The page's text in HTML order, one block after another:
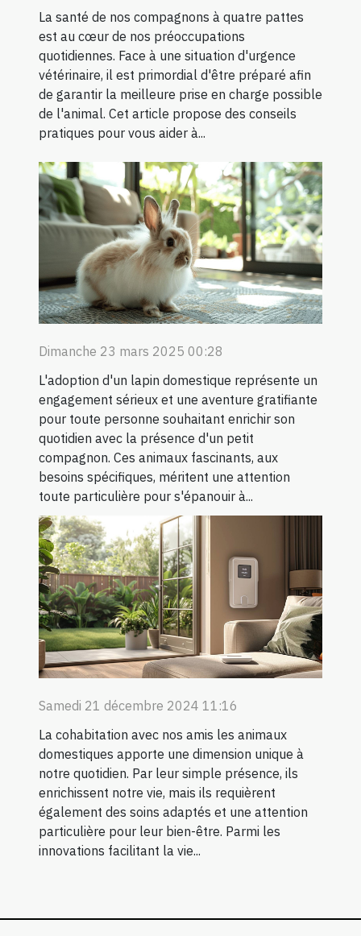
La santé de nos compagnons à quatre pattes
est au cœur de nos préoccupations
quotidiennes. Face à une situation d'urgence
vétérinaire, il est primordial d'être préparé afin
de garantir la meilleure prise en charge possible
de l'animal. Cet article propose des conseils
pratiques pour vous aider à...
Dimanche 23 mars 2025 00:28
L'adoption d'un lapin domestique représente un
engagement sérieux et une aventure gratifiante
pour toute personne souhaitant enrichir son
quotidien avec la présence d'un petit
compagnon. Ces animaux fascinants, aux
besoins spécifiques, méritent une attention
toute particulière pour s'épanouir à...
Samedi 21 décembre 2024 11:16
La cohabitation avec nos amis les animaux
domestiques apporte une dimension unique à
notre quotidien. Par leur simple présence, ils
enrichissent notre vie, mais ils requièrent
également des soins adaptés et une attention
particulière pour leur bien-être. Parmi les
innovations facilitant la vie...